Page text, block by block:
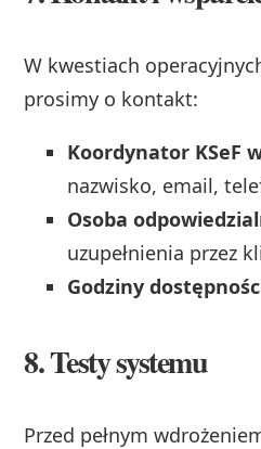
W kwestiach
prosimy o kontakt:
Koordynator KSeF
nazwisko, email,
Osoba
uzupełnienia przez
Godziny
8. Testy systemu
Przed pełnym